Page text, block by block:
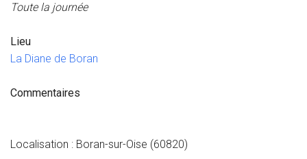
Toute la journée
Lieu
La Diane de Boran
Commentaires
Localisation : Boran-sur-Oise (60820)